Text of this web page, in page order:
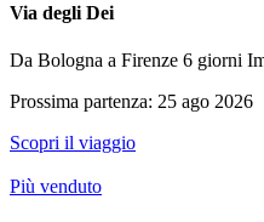
Via degli Dei
Da Bologna a Firenze 6 giorni
Prossima partenza: 25 ago 2026
Scopri il viaggio
Più venduto